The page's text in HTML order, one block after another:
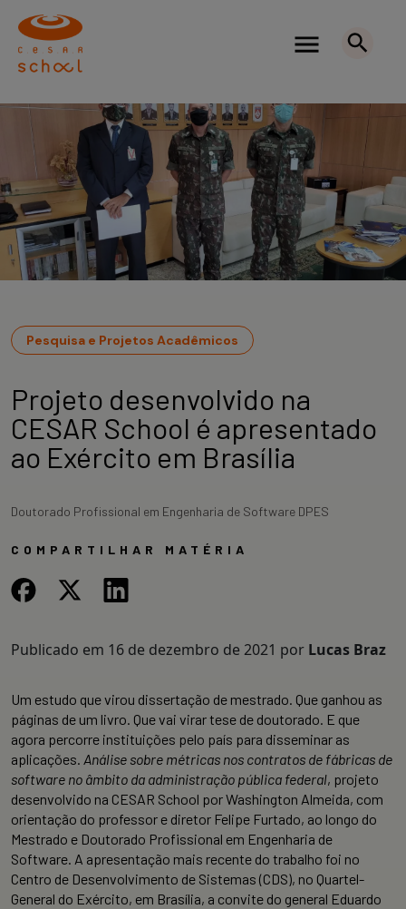
Pesquisa e Projetos Acadêmicos
Projeto desenvolvido na
CESAR School é apresentado
ao Exército em Brasília
Doutorado Profissional em Engenharia de Software DPES
COMPARTILHAR MATÉRIA
Publicado em 16 de dezembro de 2021 por Lucas Braz
Um estudo que virou dissertação de mestrado. Que ganhou as
páginas de um livro. Que vai virar tese de doutorado. E que
agora percorre instituições pelo país para disseminar as
aplicações. Análise sobre métricas nos contratos de fábricas de
software no âmbito da administração pública federal, projeto
desenvolvido na CESAR School por Washington Almeida, com
orientação do professor e diretor Felipe Furtado, ao longo do
Mestrado e Doutorado Profissional em Engenharia de
Software. A apresentação mais recente do trabalho foi no
Centro de Desenvolvimento de Sistemas (CDS), no Quartel-
General do Exército, em Brasília, a convite do general Eduardo